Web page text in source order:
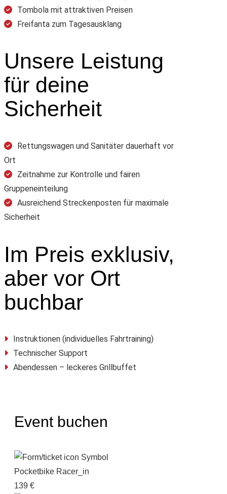
Tombola mit attraktiven Preisen
Freifanta zum Tagesausklang
Unsere Leistung
für deine
Sicherheit
Rettungswagen und Sanitäter dauerhaft vor
Ort
Zeitnahme zur Kontrolle und fairen
Gruppeneinteilung
Ausreichend Streckenposten für maximale
Sicherheit
Im Preis exklusiv,
aber vor Ort
buchbar
Instruktionen (individuelles Fahrtraining)
Technischer Support
Abendessen – leckeres Grillbuffet
Event buchen
Pocketbike Racer_in
139 €